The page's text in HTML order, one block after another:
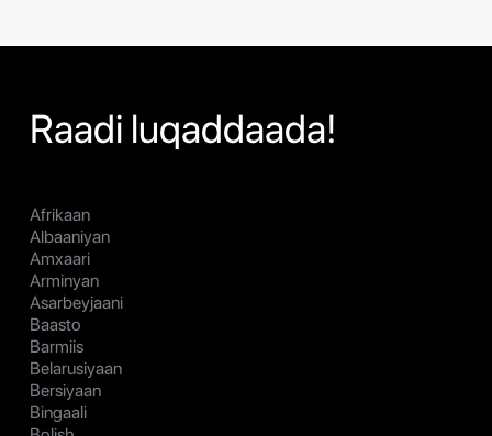
Raadi luqaddaada!
Afrikaan
Albaaniyan
Amxaari
Arminyan
Asarbeyjaani
Baasto
Barmiis
Belarusiyaan
Bersiyaan
Bingaali